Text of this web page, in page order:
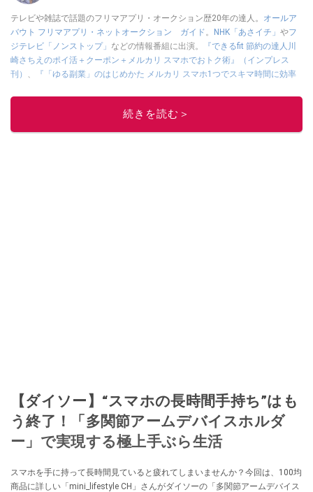
テレビや雑誌で話題のフリマアプリ・オークション歴20年の達人。 オールア
バウト フリマアプリ・ネットオークション ガイド。 NHK「あさイチ」 やフ
ジテレビ「ノンストップ」 などの情報番組に出演。
『できるfit 節約の達人川
崎さちえのポイ活＋クーポン＋メルカリ スマホでおトク術』（インプレス
刊） 、
『「ゆる副業」のはじめかた メルカリ スマホ1つでスキマ時間に効率
ぜ日記」
■経歴：2003年、夫が子育てをするために、突然会社を辞める。翌月からの
給料が０円になり、家にいながら、しかも空いた時間でできるオークション
続きを読む＞
【ダイソー】“スマホの長時間手持ち”はも
う終了！「多関節アームデバイスホルダ
ー」で実現する極上手ぶら生活
スマホを手に持って長時間見ていると疲れてしまいませんか？今回は、100均
商品に詳しい「mini_lifestyle CH」さんがダイソーの「多関節アームデバイス